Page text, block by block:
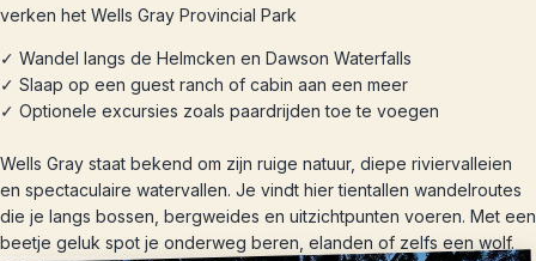
verken het Wells Gray Provincial Park
✓ Wandel langs de Helmcken en Dawson Waterfalls
✓ Slaap op een guest ranch of cabin aan een meer
✓ Optionele excursies zoals paardrijden toe te voegen
Wells Gray staat bekend om zijn ruige natuur, diepe riviervalleien
en spectaculaire watervallen. Je vindt hier tientallen wandelroutes
die je langs bossen, bergweides en uitzichtpunten voeren. Met een
beetje geluk spot je onderweg beren, elanden of zelfs een wolf.